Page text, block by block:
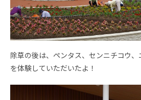
除草の後は、ペンタス、センニチコウ
を体験していただいたよ！